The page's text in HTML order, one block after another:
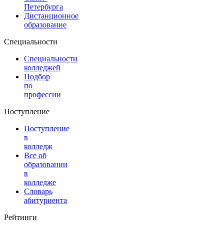
Петербурга
Дистанционное
образование
Специальности
Специальности
колледжей
Подбор
по
профессии
Поступление
Поступление
в
колледж
Все об
образовании
в
колледже
Словарь
абитуриента
Рейтинги